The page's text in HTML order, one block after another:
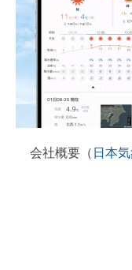
会社概要（ 日本